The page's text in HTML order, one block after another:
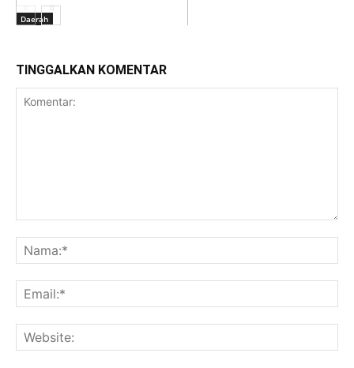
Daerah
Daerah
TINGGALKAN KOMENTAR